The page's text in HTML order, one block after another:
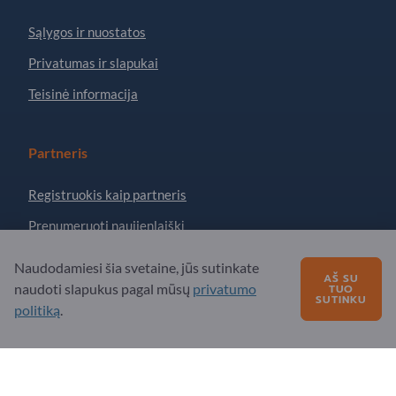
Sąlygos ir nuostatos
Privatumas ir slapukai
Teisinė informacija
Partneris
Registruokis kaip partneris
Prenumeruoti naujienlaiškį
Turite klausimų?
Naudodamiesi šia svetaine, jūs sutinkate
naudoti slapukus pagal mūsų privatumo
politiką.
AŠ SU
TUO
SUTINKU